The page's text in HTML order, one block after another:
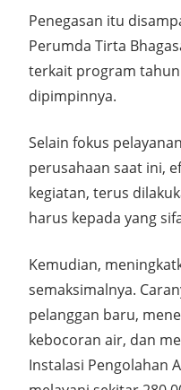
Penegasan itu
Perumda Tirta
terkait program
dipimpinnya.
Selain fokus
perusahaan saat ini,
kegiatan, terus
harus kepada yang
Kemudian,
semaksimalnya.
pelanggan baru,
kebocoran air, dan
Instalasi Pengolahan